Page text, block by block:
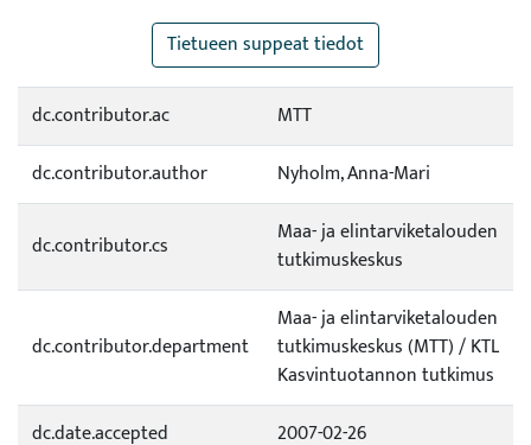
Tietueen suppeat tiedot
dc.contributor.ac
MTT
dc.contributor.author
Nyholm, Anna-Mari
dc.contributor.cs
Maa- ja elintarviketalouden
tutkimuskeskus
dc.contributor.department
Maa- ja elintarviketalouden
tutkimuskeskus (MTT) / KTL
Kasvintuotannon tutkimus
dc.date.accepted
2007-02-26